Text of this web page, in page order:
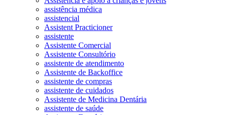
assistência médica
assistencial
Assistent Practicioner
assistente
Assistente Comercial
Assistente Consultório
assistente de atendimento
Assistente de Backoffice
assistente de compras
assistente de cuidados
Assistente de Medicina Dentária
assistente de saúde